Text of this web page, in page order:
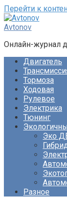
Перейти к
Avtonov
Онлайн-журнал
Двигатель
Тормоза
Ходовая
Рулевое
Электрика
Тюнинг
Эко
Разное